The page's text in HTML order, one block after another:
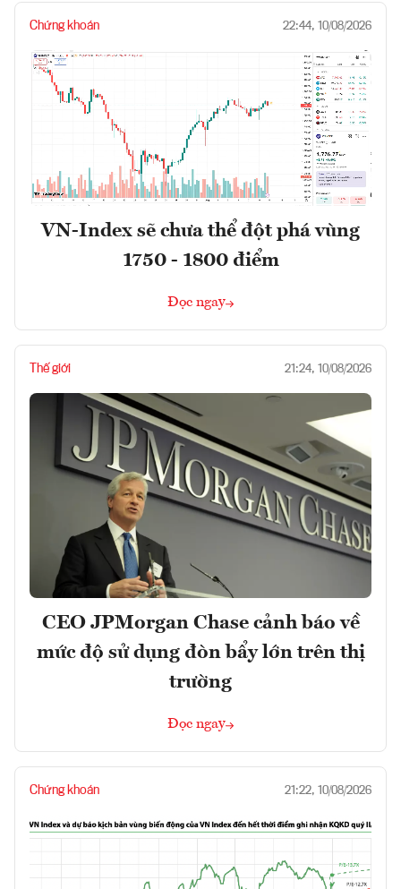
Chứng khoán 22:44, 10/08/2026
VN-Index sẽ chưa thể đột phá vùng
1750 - 1800 điểm
Đọc ngay
Thế giới 21:24, 10/08/2026
CEO JPMorgan Chase cảnh báo về
mức độ sử dụng đòn bẩy lớn trên thị
trường
Đọc ngay
Chứng khoán 21:22, 10/08/2026